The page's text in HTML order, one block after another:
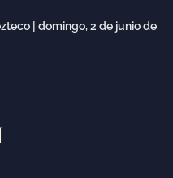
| domingo, 2 de junio de